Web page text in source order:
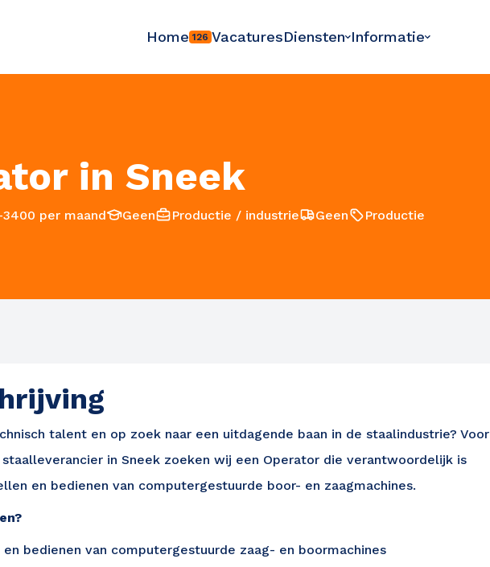
Home 126 VacaturesDiensten Informatie
in Sneek
per maand Geen Productie / industrie Geen Productie
talent en op zoek naar een uitdagende baan in de staalindustrie? Voor
in Sneek zoeken wij een Operator die verantwoordelijk is
en bedienen van computergestuurde boor- en zaagmachines.
bedienen van computergestuurde zaag- en boormachines